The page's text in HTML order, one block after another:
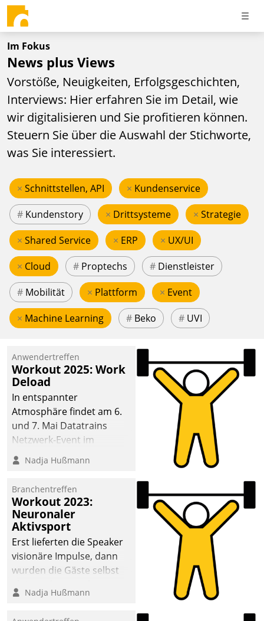
Im Fokus
News plus Views
Vorstöße, Neuigkeiten, Erfolgsgeschichten,
Interviews: Hier erfahren Sie im Detail, wie
wir digitalisieren und Sie profitieren können.
Steuern Sie über die Auswahl der Stichworte,
was Sie interessiert.
× Schnittstellen, API × Kundenservice
# Kundenstory × Drittsysteme × Strategie
× Shared Service × ERP × UX/UI
× Cloud # Proptechs # Dienstleister
# Mobilität × Plattform × Event
× Machine Learning # Beko # UVI
Anwendertreffen
Workout 2025: Work
Deload
In entspannter
Atmosphäre findet am 6.
und 7. Mai Datatrains
Netzwerk-Event im
Kunden- und Partnerkreis
statt. Zentrale Frage: Wie
Mammutprojekte
meistern und Workloads
wuppen – bei zunehmend
anspruchsvollen
Aufgaben und
abnehmendem
Nadja Hußmann
Branchentreffen
Workout 2023:
Neuronaler
Aktivsport
Erst lieferten die Speaker
visionäre Impulse, dann
wurden die Gäste selbst
methodisch
Nadja Hußmann